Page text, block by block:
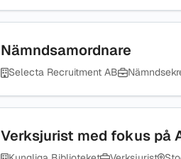
Nämndsamordnare
Selecta Recruitment AB
Verksjurist med fokus på